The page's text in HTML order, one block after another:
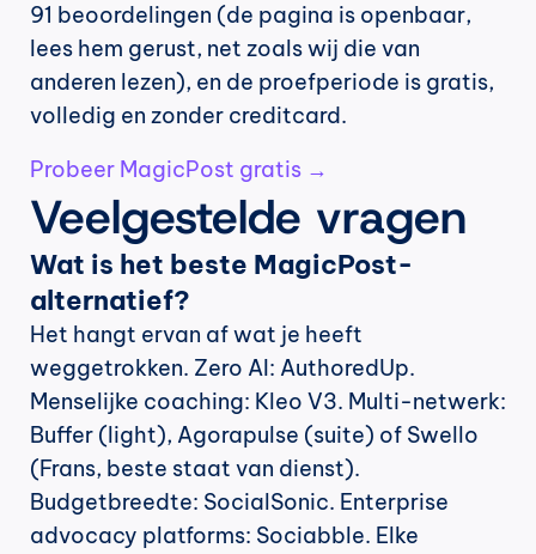
91 beoordelingen (de pagina is openbaar,
lees hem gerust, net zoals wij die van
anderen lezen), en de proefperiode is gratis,
volledig en zonder creditcard.
Probeer MagicPost gratis →
Veelgestelde vragen
Wat is het beste MagicPost-
alternatief?
Het hangt ervan af wat je heeft
weggetrokken. Zero AI: AuthoredUp.
Menselijke coaching: Kleo V3. Multi-netwerk:
Buffer (light), Agorapulse (suite) of Swello
(Frans, beste staat van dienst).
Budgetbreedte: SocialSonic. Enterprise
advocacy platforms: Sociabble. Elke